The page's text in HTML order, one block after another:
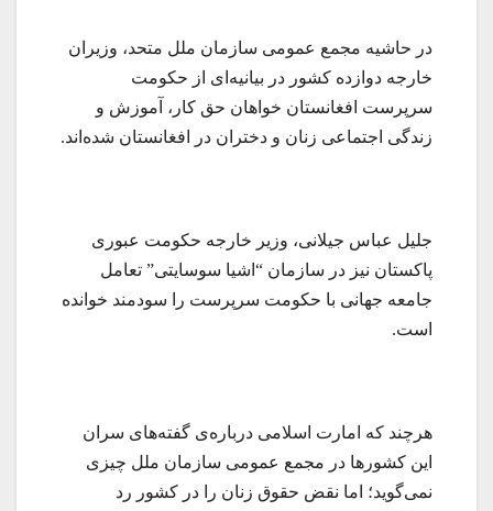
در حاشیه مجمع عمومی سازمان ملل متحد، وزیران
خارجه دوازده کشور در بیانیه‌ای از حکومت
سرپرست افغانستان خواهان حق کار، آموزش و
زندگی اجتماعی زنان و دختران در افغانستان شده‌اند.
جلیل عباس جیلانی، وزیر خارجه حکومت عبوری
پاکستان نیز در سازمان “اشیا سوسایتی” تعامل
جامعه جهانی با حکومت سرپرست را سودمند خوانده
است.
هرچند که امارت اسلامی درباره‌ی گفته‌های سران
این کشورها در مجمع عمومی سازمان ملل چیزی
نمی‌گوید؛ اما نقض حقوق زنان را در کشور رد